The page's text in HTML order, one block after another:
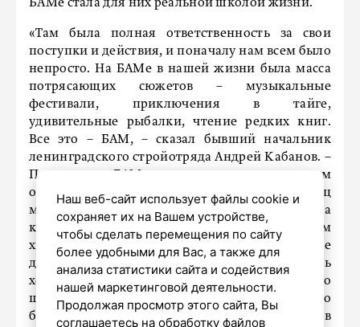
БАМе стала для них реальной школой жизни.
«Там была полная ответственность за свои
поступки и действия, и поначалу нам всем было
непросто. На БАМе в нашей жизни была масса
потрясающих сюжетов – музыкальные
фестивали, приключения в тайге,
удивительные рыбалки, чтение редких книг.
Все это – БАМ, – сказал бывший начальник
ленинградского стройотряда Андрей Кабанов. –
Платили на БАМе нам по советским меркам
очень хорошо, только по 250 рублей в месяц
многие из нас откладывали на машины или на
кооперативные квартиры. При этом нам
хватало и на все остальное, чтобы жить на БАМе
достойно. Снабжение там было очень
хорошее – в местных магазинах был довольно
широкий выбор продуктов. Там всегда можно
было найти продукты из соцстран, которые в
Наш веб-сайт использует файлы cookie и
сохраняет их на Вашем устройстве,
чтобы сделать перемещения по сайту
более удобными для Вас, а также для
анализа статистики сайта и содействия
нашей маркетинговой деятельности.
Продолжая просмотр этого сайта, Вы
соглашаетесь на обработку файлов